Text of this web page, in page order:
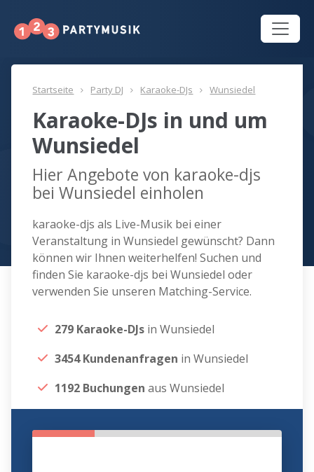
Startseite Party DJ Karaoke-DJs Wunsiedel
Karaoke-DJs in und um
Wunsiedel
Hier Angebote von karaoke-djs
bei Wunsiedel einholen
karaoke-djs als Live-Musik bei einer
Veranstaltung in Wunsiedel gewünscht? Dann
können wir Ihnen weiterhelfen! Suchen und
finden Sie karaoke-djs bei Wunsiedel oder
verwenden Sie unseren Matching-Service.
279 Karaoke-DJs in Wunsiedel
3454 Kundenanfragen in Wunsiedel
1192 Buchungen aus Wunsiedel